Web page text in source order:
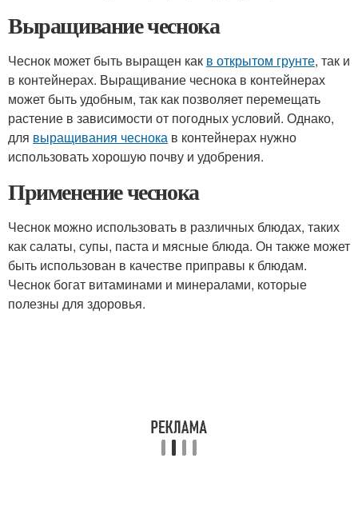
Выращивание чеснока
Чеснок может быть выращен как в открытом грунте, так и
в контейнерах. Выращивание чеснока в контейнерах
может быть удобным, так как позволяет перемещать
растение в зависимости от погодных условий. Однако,
для выращивания чеснока в контейнерах нужно
использовать хорошую почву и удобрения.
Применение чеснока
Чеснок можно использовать в различных блюдах, таких
как салаты, супы, паста и мясные блюда. Он также может
быть использован в качестве приправы к блюдам.
Чеснок богат витаминами и минералами, которые
полезны для здоровья.